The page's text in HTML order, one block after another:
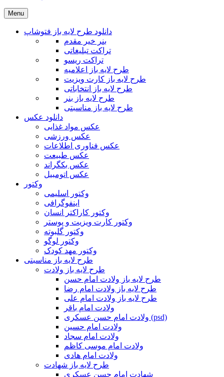
Menu
دانلود طرح لایه باز فتوشاپ
بنر خیر مقدم
تراکت تبلیغاتی
تراکت ریسو
طرح لایه باز اعلامیه
طرح لایه باز کارت ویزیت
طرح لایه باز انتخاباتی
طرح لایه باز بنر
طرح لایه باز مناسبتی
دانلود عکس
عکس مواد غذایی
عکس ورزشی
عکس فناوری اطلاعات
عکس طبیعت
عکس بکگراند
عکس اتومبیل
وکتور
وکتور اسلیمی
اینفوگرافی
وکتور کاراکتر انسان
وکتور کارت ویزیت و پوستر
وکتور گلبوته
وکتور لوگو
وکتور مهد کودک
طرح لایه باز مناسبتی
طرح لایه باز ولادت
طرح لایه باز ولادت امام حسن
طرح لایه باز ولادت امام رضا
طرح لایه باز ولادت امام علی
ولادت امام باقر
ولادت امام حسن عسکری (psd)
ولادت امام حسین
ولادت امام سجاد
ولادت امام موسی کاظم
ولادت امام هادی
طرح لایه باز شهادت
شهادت امام حسن عسکری